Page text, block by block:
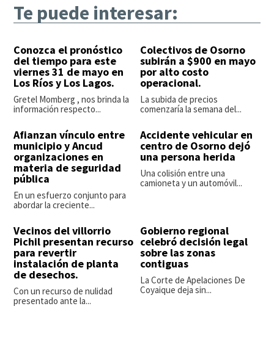
Te puede interesar:
Conozca el pronóstico
del tiempo para este
viernes 31 de mayo en
Los Ríos y Los Lagos.
Gretel Momberg , nos brinda la
información respecto...
Colectivos de Osorno
subirán a $900 en mayo
por alto costo
operacional.
La subida de precios
comenzaría la semana del...
Afianzan vínculo entre
municipio y Ancud
organizaciones en
materia de seguridad
pública
En un esfuerzo conjunto para
abordar la creciente...
Accidente vehicular en
centro de Osorno dejó
una persona herida
Una colisión entre una
camioneta y un automóvil...
Vecinos del villorrio
Pichil presentan recurso
para revertir
instalación de planta
de desechos.
Con un recurso de nulidad
presentado ante la...
Gobierno regional
celebró decisión legal
sobre las zonas
contiguas
La Corte de Apelaciones De
Coyaique deja sin...